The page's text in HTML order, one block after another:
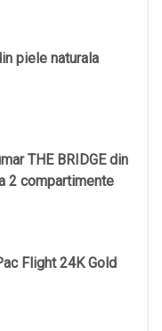
piele naturala
THE BRIDGE din
2 compartimente
Flight 24K Gold